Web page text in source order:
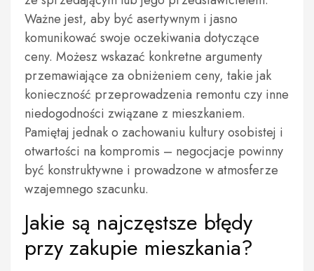
Ważne jest, aby być asertywnym i jasno
komunikować swoje oczekiwania dotyczące
ceny. Możesz wskazać konkretne argumenty
przemawiające za obniżeniem ceny, takie jak
konieczność przeprowadzenia remontu czy inne
niedogodności związane z mieszkaniem.
Pamiętaj jednak o zachowaniu kultury osobistej i
otwartości na kompromis – negocjacje powinny
być konstruktywne i prowadzone w atmosferze
wzajemnego szacunku.
Jakie są najczęstsze błędy
przy zakupie mieszkania?